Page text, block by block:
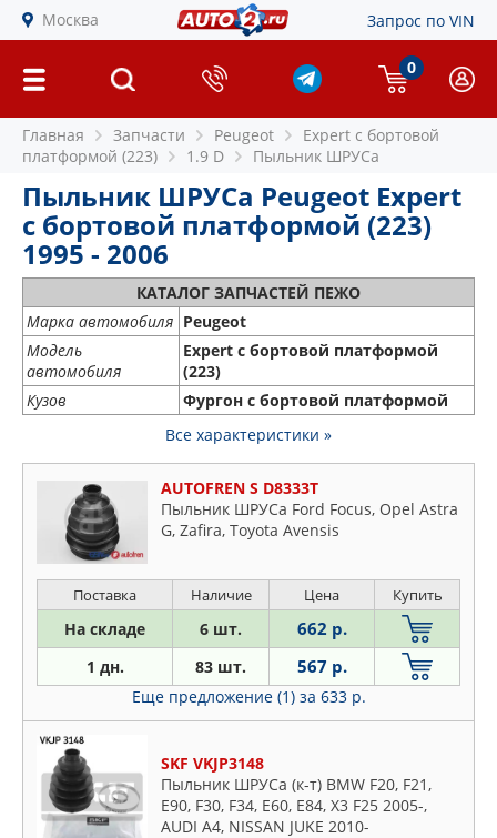
Москва Запрос по VIN
0
Главная Запчасти Peugeot
Expert c бортовой
платформой (223)
1.9 D Пыльник ШРУСа
Пыльник ШРУСа Peugeot Expert
c бортовой платформой (223)
1995 - 2006
КАТАЛОГ ЗАПЧАСТЕЙ ПЕЖО
Марка автомобиля Peugeot
Модель
автомобиля
Expert c бортовой платформой
(223)
Кузов
Фургон с бортовой платформой
Все характеристики »
AUTOFREN S D8333T
Пыльник ШРУСа Ford Focus, Opel Astra
G, Zafira, Toyota Avensis
Поставка Наличие Цена Купить
На складе 6 шт. 662 р.
1 дн. 83 шт. 567 р.
Еще предложение (1) за 633 р.
SKF VKJP3148
Пыльник ШРУСа (к-т) BMW F20, F21,
E90, F30, F34, E60, E84, X3 F25 2005-,
AUDI A4, NISSAN JUKE 2010-